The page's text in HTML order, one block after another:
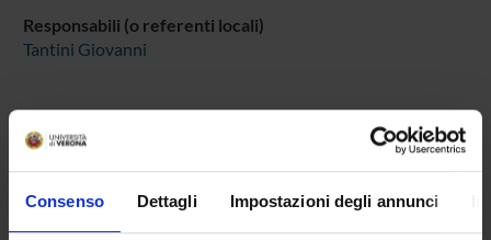
Consenso Dettagli Impostazioni degli annunci
Responsabili (o referenti locali)
Tantini Giovanni
Giovanni Tantini